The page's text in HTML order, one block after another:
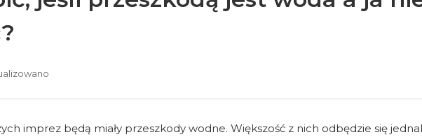
imprez będą miały przeszkody wodne. Większość z nich odbędzie się